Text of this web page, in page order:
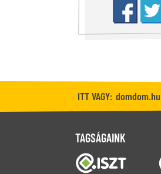
ITT VAGY: domdom.hu
TAGSÁGAINK